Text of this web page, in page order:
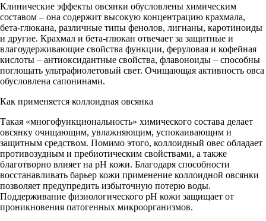
Клинические эффекты овсянки обусловлены химическим
составом – она содержит высокую концентрацию крахмала,
бета-глюкана, различные типы фенолов, лигнаны, каротиноиды
и другие. Крахмал и бета-глюкан отвечает за защитные и
влагоудерживающие свойства функции, феруловая и кофейная
кислоты – антиоксидантные свойства, флавоноиды – способны
поглощать ультрафиолетовый свет. Очищающая активность овса
обусловлена сапонинами.
Как применяется коллоидная овсянка
Такая «многофункциональность» химического состава делает
овсянку очищающим, увлажняющим, успокаивающим и
защитным средством. Помимо этого, коллоидный овес обладает
противозудным и пребиотическим свойствами, а также
благотворно влияет на рН кожи. Благодаря способности
восстанавливать барьер кожи применение коллоидной овсянки
позволяет предупредить избыточную потерю воды.
Поддерживание физиологического рН кожи защищает от
проникновения патогенных микроорганизмов.